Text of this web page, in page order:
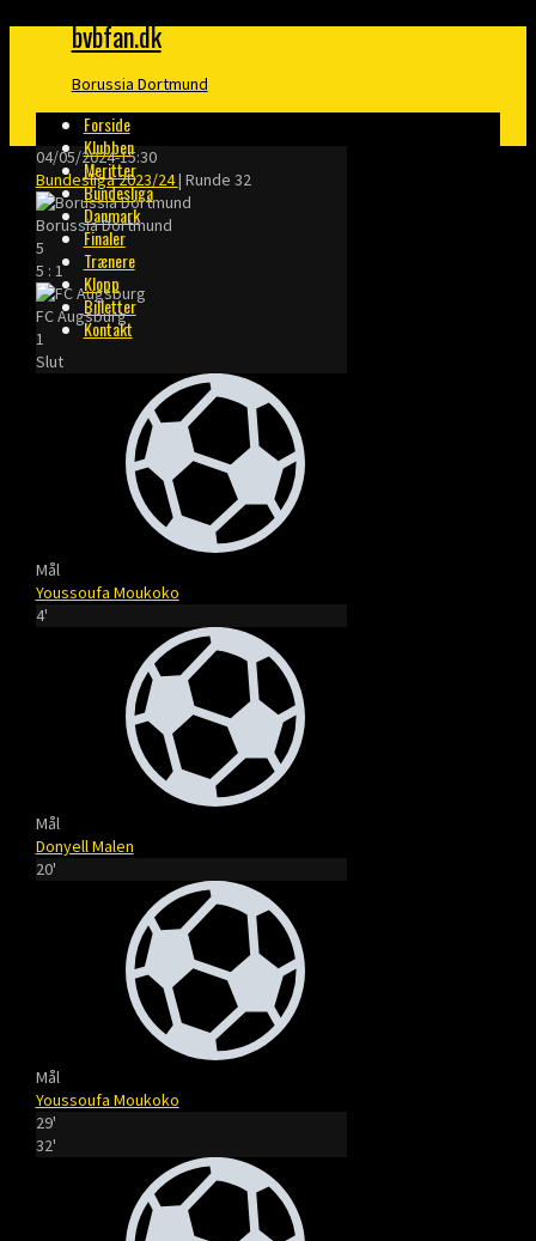
bvbfan.dk
Borussia Dortmund
Forside
Klubben
Meritter
Bundesliga
Danmark
Finaler
Trænere
Klopp
Billetter
Kontakt
04/05/2024-15:30
Bundesliga 2023/24| Runde 32
Borussia Dortmund
5
5 : 1
FC Augsburg
1
Slut
Mål
Youssoufa Moukoko
4'
Mål
Donyell Malen
20'
Mål
Youssoufa Moukoko
29'
32'